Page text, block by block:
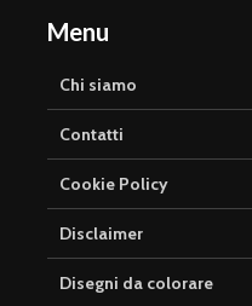
Menu
Chi siamo
Contatti
Cookie Policy
Disclaimer
Disegni da colorare